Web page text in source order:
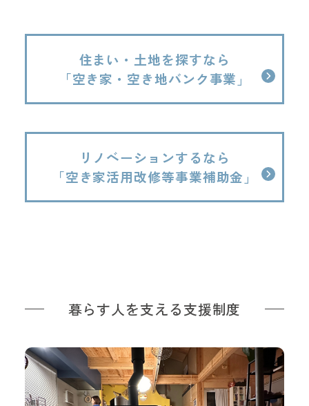
住まい・土地を探すなら
「空き家・空き地バンク事業」
リノベーションするなら
「空き家活用改修等事業補助金」
暮らす人を支える支援制度